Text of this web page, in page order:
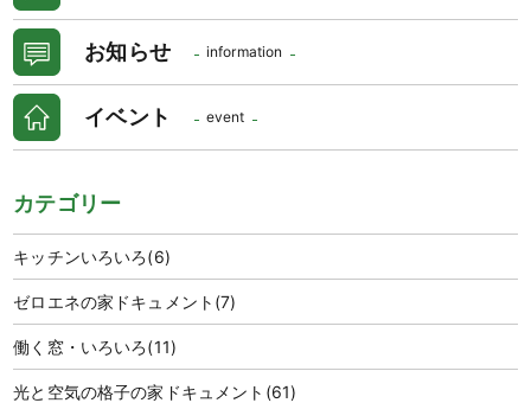
お知らせ information
イベント event
カテゴリー
キッチンいろいろ(6)
ゼロエネの家ドキュメント (7)
働く窓・いろいろ(11)
光と空気の格子の家ドキュメント (61)